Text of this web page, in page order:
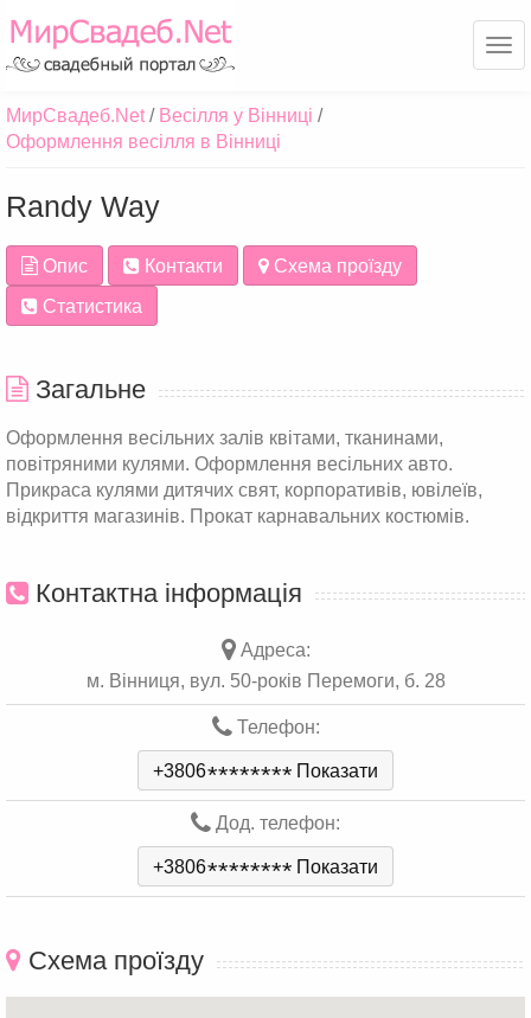
МирСвадеб.Net
Весілля у Вінниці
Оформлення весілля в Вінниці
Randy Way
Опис Контакти
Схема проїзду
Статистика
Загальне
Оформлення весільних залів квітами, тканинами,
повітряними кулями. Оформлення весільних авто.
Прикраса кулями дитячих свят, корпоративів, ювілеїв,
відкриття магазинів. Прокат карнавальних костюмів.
Контактна інформація
Адреса:
м. Вінниця, вул. 50-років Перемоги, б. 28
Телефон:
+3806******** Показати
Дод. телефон:
+3806******** Показати
Схема проїзду